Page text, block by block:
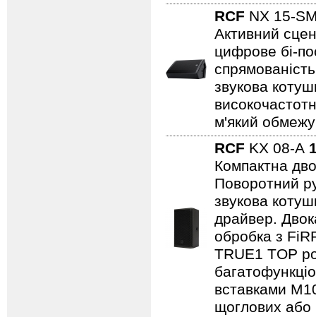
RCF NX 15-
Активний
цифрове бі-
звукова
м'який
RCF KX 08-A
Компактна
Поворотний
звукова
драйвер.
обробка з
TRUE1 TOP
вставками
щоглових або